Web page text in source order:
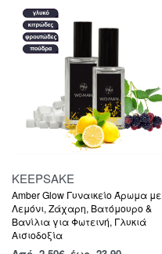
KEEPSAKE
Amber Glow Γυναικείο Άρωμα με
Λεμόνι, Ζάχαρη, Βατόμουρο &
Βανίλια για Φωτεινή, Γλυκιά
Αισιοδοξία